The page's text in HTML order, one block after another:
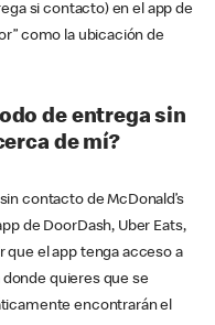
si contacto) en el app de
como la ubicación de
de entrega sin
de mí?
contacto de McDonald’s
de DoorDash, Uber Eats,
que el app tenga acceso a
quieres que se
encontrarán el